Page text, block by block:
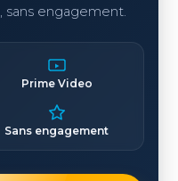
, sans engagement.
Prime Video
Sans engagement